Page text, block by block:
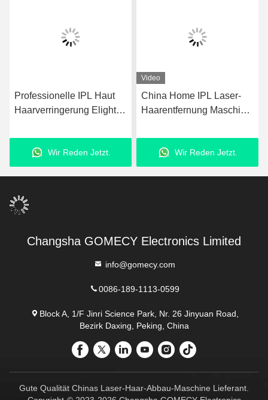
Professionelle IPL Haut
Haarverringerung Elight
Pigmententfernung
Wir Reden Jetzt.
Video
China Home IPL Laser-
Haarentfernung Maschine
Haarentfernung
Schönheitsmaschine
Wir Reden Jetzt.
Changsha GOMECY Electronics Limited
info@gomecy.com
0086-189-1113-0599
Block A, 1/F Jinri Science Park, Nr. 26 Jinyuan Road,
Bezirk Daxing, Peking, China
Gute Qualität Chinas Laser-Haar-Abbau-Maschine Lieferant.